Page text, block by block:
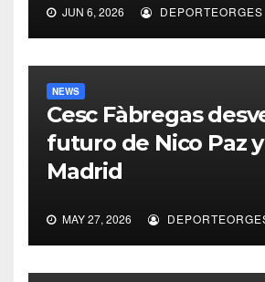
JUN 6, 2026 DEPORTEORGES
NEWS
Cesc Fàbregas
futuro de Nico Paz
Madrid
MAY 27, 2026